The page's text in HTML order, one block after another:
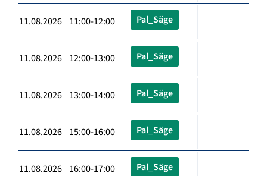
11.08.2026 11:00-12:00 Pal_Säge
11.08.2026 12:00-13:00 Pal_Säge
11.08.2026 13:00-14:00 Pal_Säge
11.08.2026 15:00-16:00 Pal_Säge
11.08.2026 16:00-17:00 Pal_Säge